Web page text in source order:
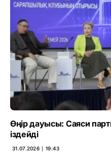
Өңір дауысы: Саяси
іздейді
31.07.2026 ∣ 19:43